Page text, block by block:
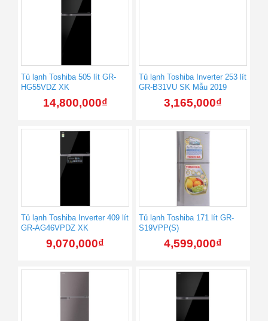
Tủ lạnh Toshiba 505 lít GR-
HG55VDZ XK
14,800,000₫
Tủ lạnh Toshiba Inverter 253 lít
GR-B31VU SK Mẫu 2019
3,165,000₫
Tủ lạnh Toshiba Inverter 409 lít
GR-AG46VPDZ XK
9,070,000₫
Tủ lạnh Toshiba 171 lít GR-
S19VPP(S)
4,599,000₫